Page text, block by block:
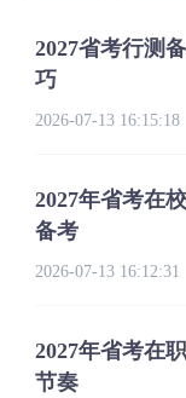
2027省考行测
巧
2026-07-13 16:15:18
2027年省考在
备考
2026-07-13 16:12:31
2027年省考在
节奏